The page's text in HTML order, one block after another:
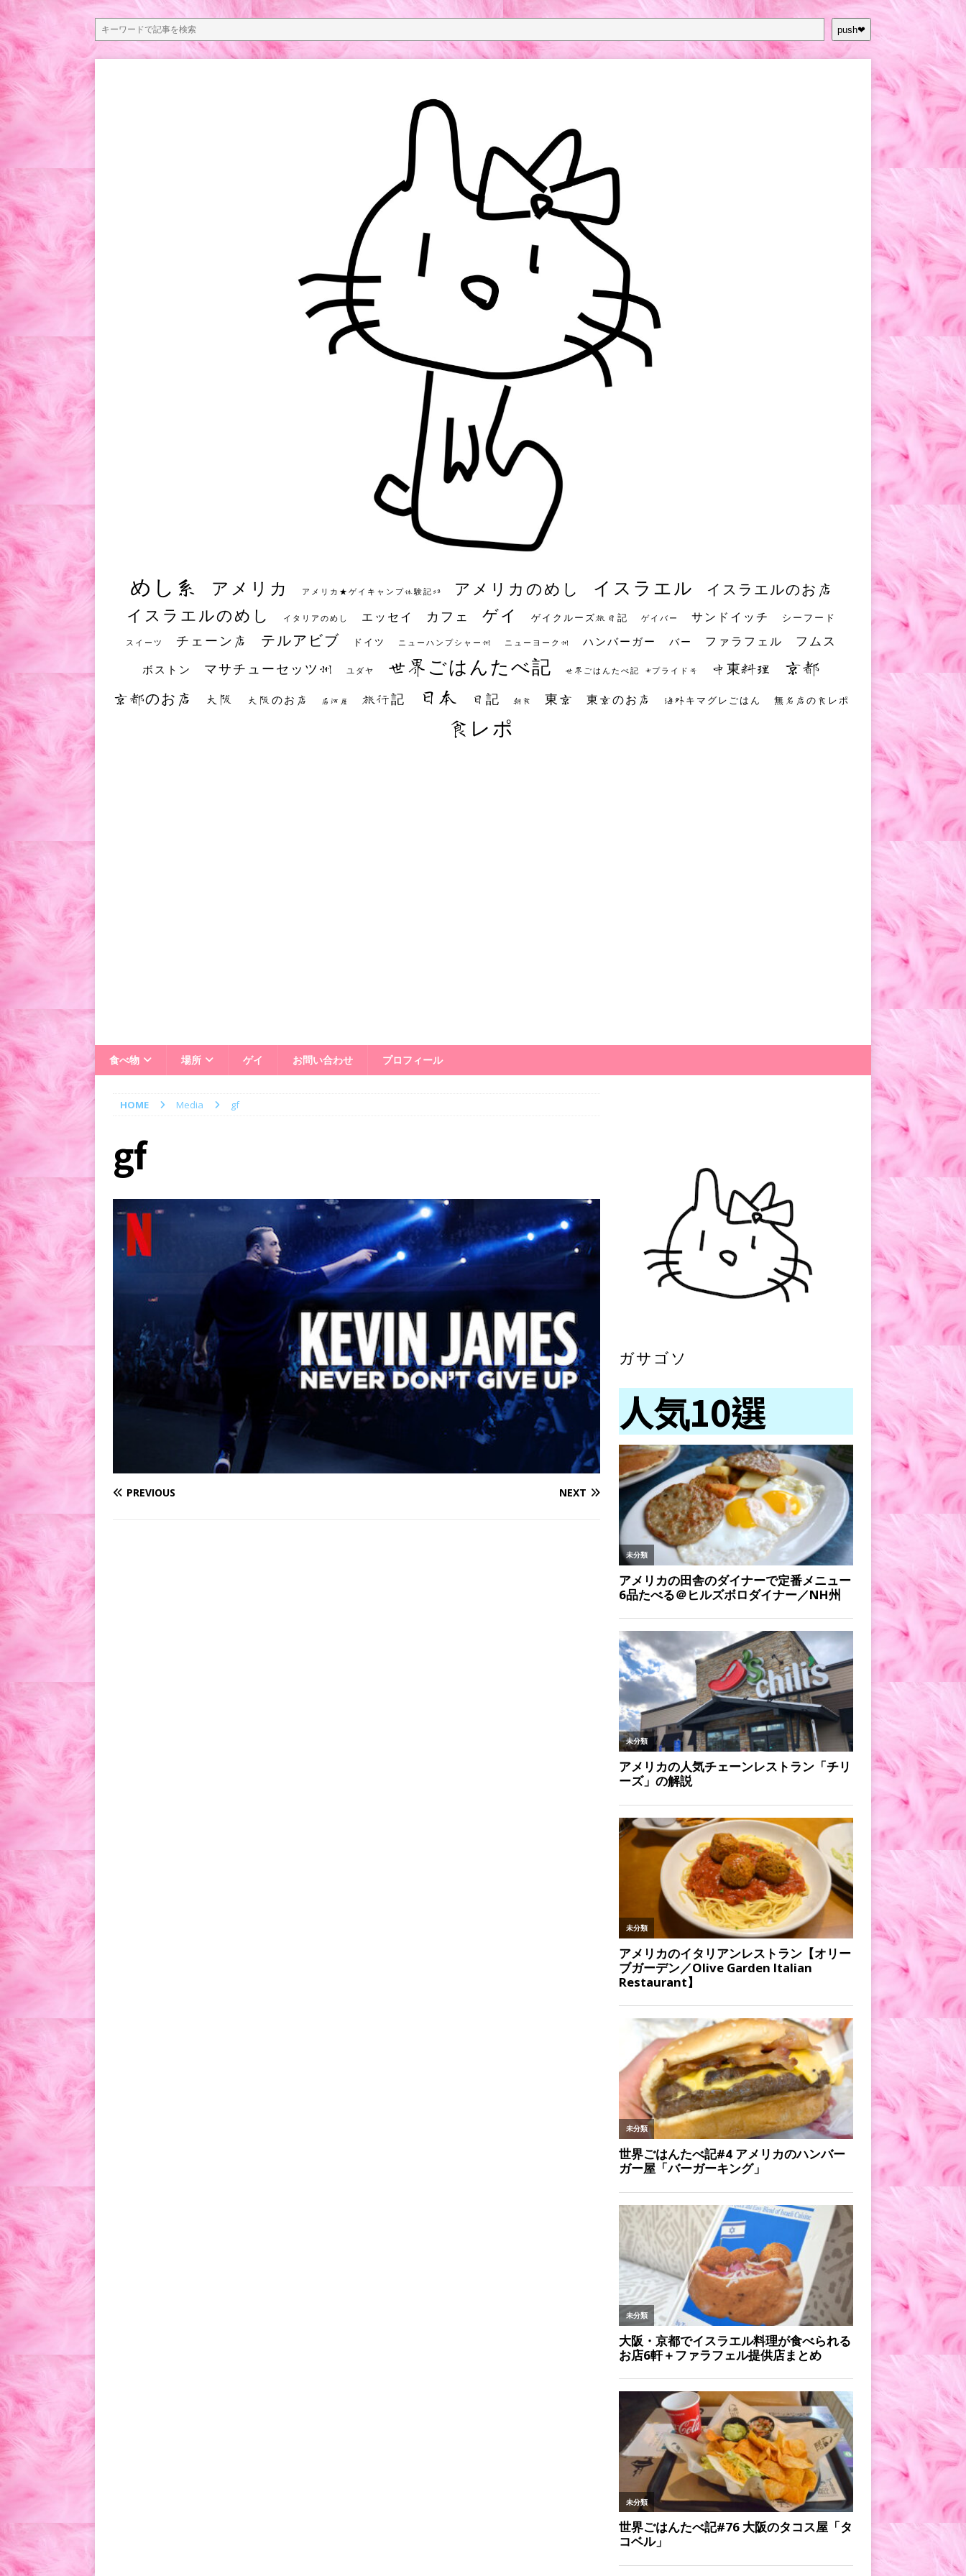
push❤︎
めし系 アメリカ アメリカ★ゲイキャンプ体験記S3 アメリカのめし イスラエル イスラエルのお店
イスラエルのめし イタリアのめし エッセイ カフェ ゲイ ゲイクルーズ旅日記 ゲイバー サンドイッチ シーフード
スイーツ チェーン店 テルアビブ ドイツ ニューハンプシャー州 ニューヨーク州 ハンバーガー バー ファラフェル フムス
ボストン マサチューセッツ州 ユダヤ 世界ごはんたべ記 世界ごはんたべ記 #プライド号 中東料理 京都
京都のお店 大阪 大阪のお店 居酒屋 旅行記 日本 日記 朝食 東京 東京のお店 海外キマグレごはん 無名店の食レポ
食レポ
食べ物 場所 ゲイ お問い合わせ プロフィール
HOME Media gf
gf
PREVIOUS NEXT
ガサゴソ
人気10選